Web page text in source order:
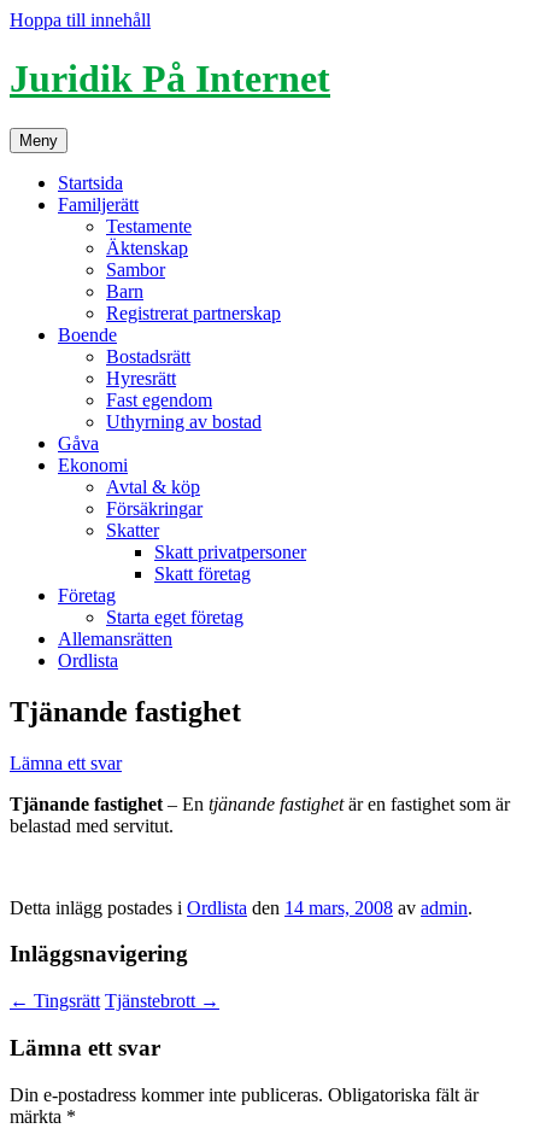
Hoppa till innehåll
Juridik På Internet
Meny
Startsida
Familjerätt
Testamente
Äktenskap
Sambor
Barn
Registrerat partnerskap
Boende
Bostadsrätt
Hyresrätt
Fast egendom
Uthyrning av bostad
Gåva
Ekonomi
Avtal & köp
Försäkringar
Skatter
Skatt privatpersoner
Skatt företag
Företag
Starta eget företag
Allemansrätten
Ordlista
Tjänande fastighet
Lämna ett svar
Tjänande fastighet – En tjänande fastighetär en fastighet som är
belastad med servitut.
Detta inlägg postades i Ordlista den 14 mars, 2008 av admin.
Inläggsnavigering
← Tingsrätt Tjänstebrott →
Lämna ett svar
Din e-postadress kommer inte publiceras. Obligatoriska fält är
märkta *